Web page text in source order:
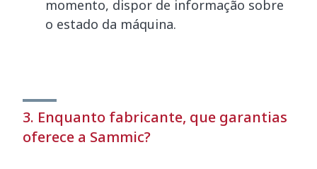
momento, dispor de informação sobre
o estado da máquina.
3. Enquanto fabricante, que garantias
oferece a Sammic?